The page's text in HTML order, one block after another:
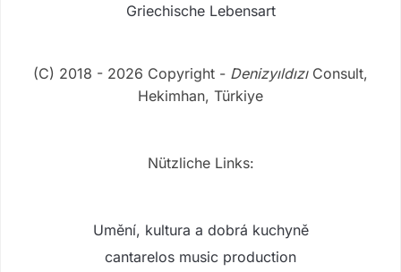
Griechische Lebensart
(C) 2018 - 2026 Copyright - DenizyıldızıConsult,
Hekimhan, Türkiye
Nützliche Links:
Umění, kultura a dobrá kuchyně
cantarelos music production